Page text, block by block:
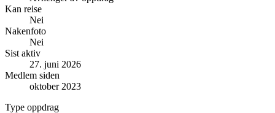
Kan reise
Nei
Nakenfoto
Nei
Sist aktiv
27. juni 2026
Medlem siden
oktober 2023
Type oppdrag